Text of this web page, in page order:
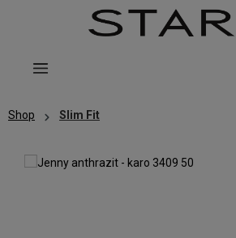
Zum Hauptinhalt springen
Shop Slim Fit